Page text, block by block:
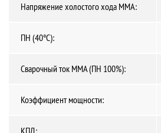
Напряжение холостого хода MMA:
ПН (40°C):
Сварочный ток MMA (ПН 100%):
Коэффициент мощности:
КПД: